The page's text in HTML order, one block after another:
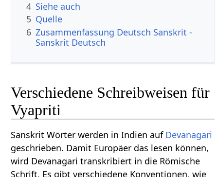
4 Siehe auch
5 Quelle
6 Zusammenfassung Deutsch Sanskrit -
Sanskrit Deutsch
Verschiedene Schreibweisen für
Vyapriti
Sanskrit Wörter werden in Indien auf Devanagari
geschrieben. Damit Europäer das lesen können,
wird Devanagari transkribiert in die Römische
Schrift. Es gibt verschiedene Konventionen, wie